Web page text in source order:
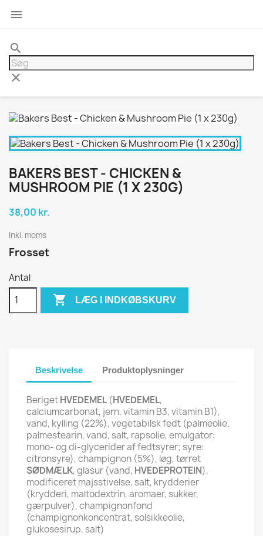

search
clear
BAKERS BEST - CHICKEN &
MUSHROOM PIE (1 X 230G)
38,00 kr.
Inkl. moms
Frosset
Antal
 LÆG I INDKØBSKURV
Beskrivelse Produktoplysninger
BerigetHVEDEMEL (HVEDEMEL,
calciumcarbonat, jern, vitamin B3, vitamin B1),
vand, kylling (22%), vegetabilsk fedt (palmeolie,
palmestearin, vand, salt, rapsolie, emulgator:
mono- og di-glycerider af fedtsyrer; syre:
citronsyre), champignon (5%), løg, tørret
SØDMÆLK, glasur (vand, HVEDEPROTEIN),
modificeret majsstivelse, salt, krydderier
(krydderi, maltodextrin, aromaer, sukker,
gærpulver), champignonfond
(champignonkoncentrat, solsikkeolie,
glukosesirup, salt)